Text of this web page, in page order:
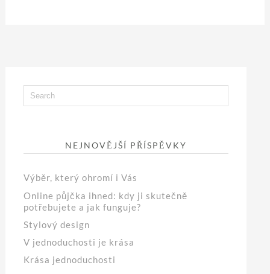
NEJNOVĚJŠÍ PŘÍSPĚVKY
Výběr, který ohromí i Vás
Online půjčka ihned: kdy ji skutečně
potřebujete a jak funguje?
Stylový design
V jednoduchosti je krása
Krása jednoduchosti